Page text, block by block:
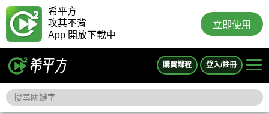
希平方
攻其不背
App 開放下載中
立即使用
購買課程 登入/註冊